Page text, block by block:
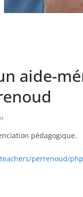
aide-
pédagogique.
perrenoud/